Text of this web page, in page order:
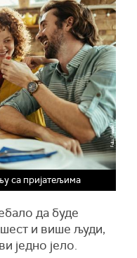
са пријатељима
да буде
шест и више људи,
једно јело.